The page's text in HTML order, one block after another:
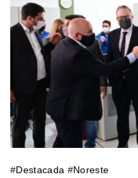
#Destacada #Noreste